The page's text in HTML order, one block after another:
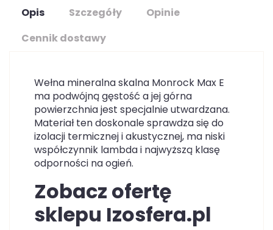
Opis Szczegóły
Opinie
Cennik dostawy
Wełna mineralna skalna Monrock Max E
ma podwójną gęstość a jej górna
powierzchnia jest specjalnie utwardzana.
Materiał ten doskonale sprawdza się do
izolacji termicznej i akustycznej, ma niski
współczynnik lambda i najwyższą klasę
odporności na ogień.
Zobacz ofertę
sklepu Izosfera.pl